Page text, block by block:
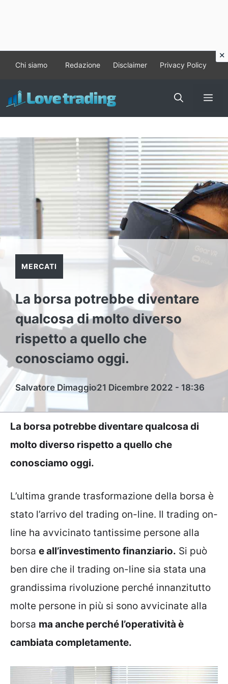
contenuto
Chi siamo Redazione Disclaimer Privacy Policy
MERCATI
La borsa potrebbe diventare
qualcosa di molto diverso
rispetto a quello che
conosciamo oggi.
Salvatore Dimaggio21 Dicembre 2022 - 18:36
La borsa potrebbe diventare qualcosa di
molto diverso rispetto a quello che
conosciamo oggi.
L’ultima grande trasformazione della borsa è
stato l’arrivo del trading on-line. Il trading on-
line ha avvicinato tantissime persone alla
borsa e all’investimento finanziario. Si può
ben dire che il trading on-line sia stata una
grandissima rivoluzione perché innanzitutto
molte persone in più si sono avvicinate alla
borsa ma anche perché l’operatività è
cambiata completamente.